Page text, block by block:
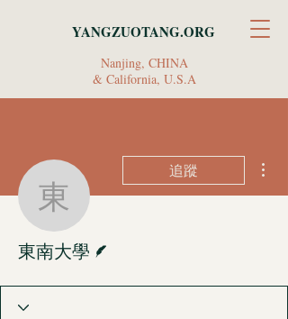
Nanjing, CHINA
& California, U.S.A
YANGZUOTANG.ORG
東南大學
追蹤
東南大學